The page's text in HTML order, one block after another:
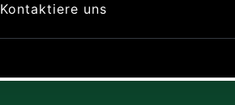
Kontaktiere uns